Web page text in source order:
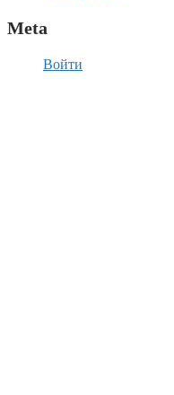
Meta
Войти